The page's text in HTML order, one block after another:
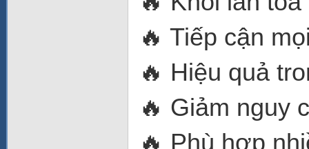
🔥 Tiếp cận
🔥 Hiệu quả
🔥 Giảm nguy
🔥 Phù hợp